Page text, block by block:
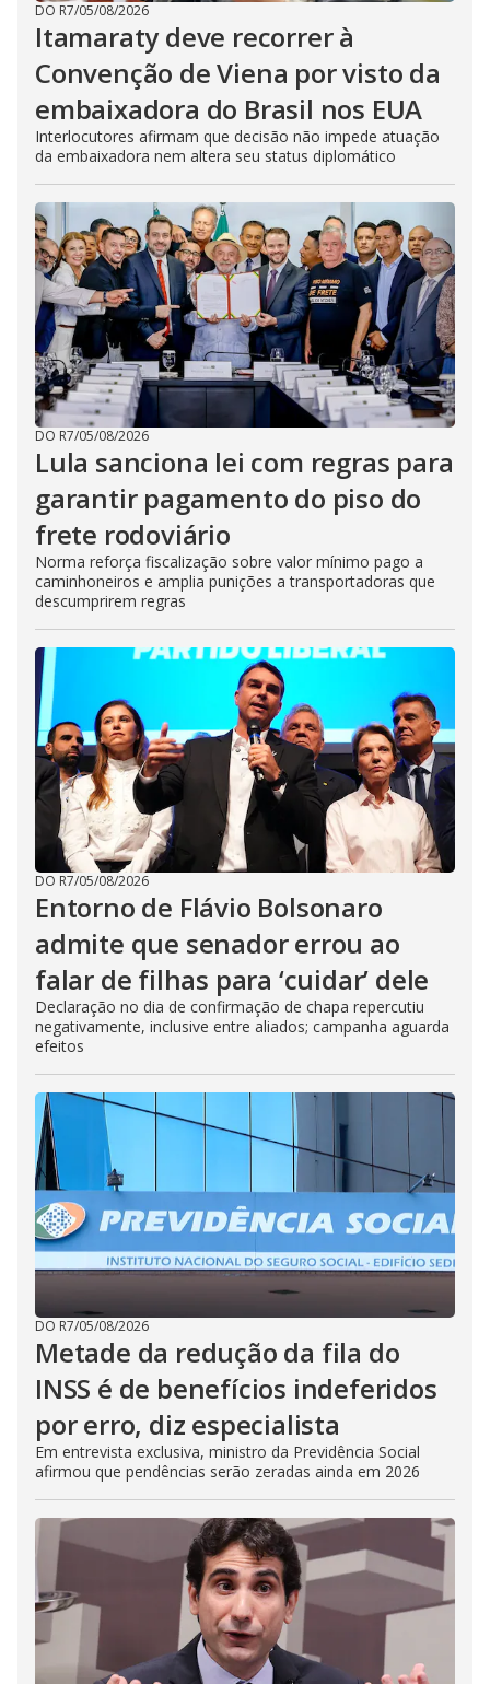
DO R7/05/08/2026
Itamaraty deve recorrer à
Convenção de Viena por visto da
embaixadora do Brasil nos EUA
Interlocutores afirmam que decisão não impede atuação
da embaixadora nem altera seu status diplomático
DO R7/05/08/2026
Lula sanciona lei com regras para
garantir pagamento do piso do
frete rodoviário
Norma reforça fiscalização sobre valor mínimo pago a
caminhoneiros e amplia punições a transportadoras que
descumprirem regras
DO R7/05/08/2026
Entorno de Flávio Bolsonaro
admite que senador errou ao
falar de filhas para ‘cuidar’ dele
Declaração no dia de confirmação de chapa repercutiu
negativamente, inclusive entre aliados; campanha aguarda
efeitos
DO R7/05/08/2026
Metade da redução da fila do
INSS é de benefícios indeferidos
por erro, diz especialista
Em entrevista exclusiva, ministro da Previdência Social
afirmou que pendências serão zeradas ainda em 2026